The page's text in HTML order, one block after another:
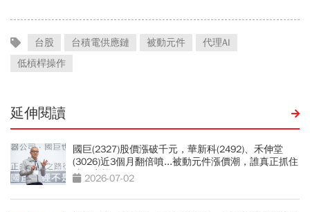
台股 台積電供應鏈 被動元件
代理AI
低槓桿操作
延伸閱讀
國巨(2327)股價漲破千元，華新科(2492)、禾伸堂
(3026)近3個月翻倍噴...被動元件漲價潮，誰真正抓住
成長商機？
2026-07-02